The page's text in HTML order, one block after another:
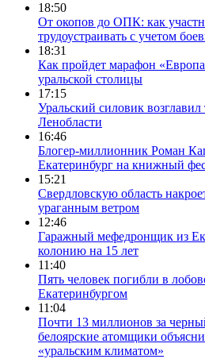
18:50
От окопов до ОПК: как
трудоустраивать с учетом
18:31
Как пройдет марафон
уральской столицы
17:15
Уральский силовик
Ленобласти
16:46
Блогер-миллионник Роман
Екатеринбург на книжный
15:21
Свердловскую область
ураганным ветром
12:46
Гаражный мефедронщик из
колонию на 15 лет
11:40
Пять человек погибли в
Екатеринбургом
11:04
Почти 13 миллионов за
белоярские атомщики
«уральским климатом»